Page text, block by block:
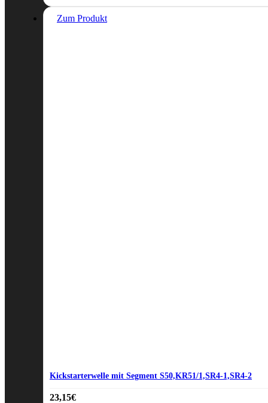
Zum Produkt
Kickstarterwelle mit Segment S50,KR51/1,SR4-1,SR4-2
23,15€